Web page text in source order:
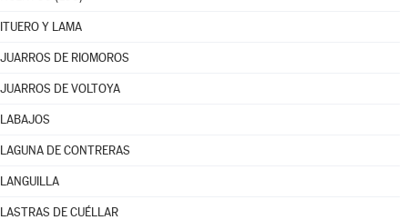
ITUERO Y LAMA
JUARROS DE RIOMOROS
JUARROS DE VOLTOYA
LABAJOS
LAGUNA DE CONTRERAS
LANGUILLA
LASTRAS DE CUÉLLAR